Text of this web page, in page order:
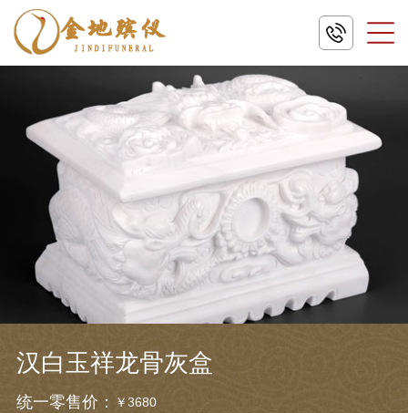
汉白玉祥龙骨灰盒
统一零售价： ￥3680